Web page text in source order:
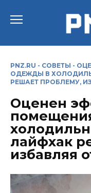
PNZ.RU - СОВЕТЫ -
ОДЕЖДЫ В
РЕШАЕТ ПРОБЛЕМУ,
Оценен
лайфхак
избавляя